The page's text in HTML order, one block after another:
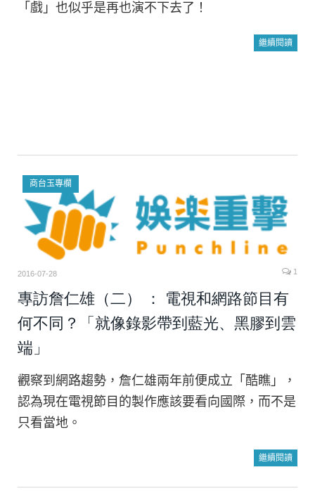
「戲」也似乎是再也演不下去了！
繼續閱讀
商台玉專欄
2016-07-28 1
專訪詹仁雄（二） ： 電視和網路節目有
何不同？「就像錄影帶到藍光、黑膠到雲
端」
觀察到網路趨勢，詹仁雄兩年前便成立「酷瞧」，
認為現在電視節目的製作應該要看向國際，而不是
只看當地。
繼續閱讀